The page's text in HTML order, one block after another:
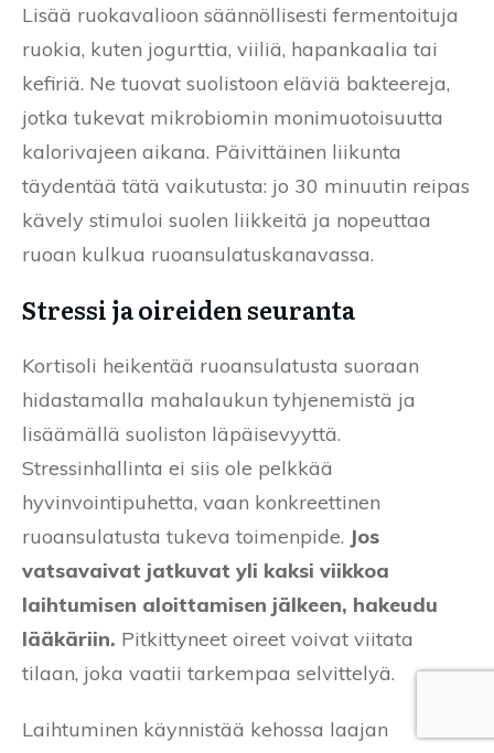
Lisää ruokavalioon säännöllisesti fermentoituja
ruokia, kuten jogurttia, viiliä, hapankaalia tai
kefiriä. Ne tuovat suolistoon eläviä bakteereja,
jotka tukevat mikrobiomin monimuotoisuutta
kalorivajeen aikana. Päivittäinen liikunta
täydentää tätä vaikutusta: jo 30 minuutin reipas
kävely stimuloi suolen liikkeitä ja nopeuttaa
ruoan kulkua ruoansulatuskanavassa.
Stressi ja oireiden seuranta
Kortisoli heikentää ruoansulatusta suoraan
hidastamalla mahalaukun tyhjenemistä ja
lisäämällä suoliston läpäisevyyttä.
Stressinhallinta ei siis ole pelkkää
hyvinvointipuhetta, vaan konkreettinen
ruoansulatusta tukeva toimenpide. Jos
vatsavaivat jatkuvat yli kaksi viikkoa
laihtumisen aloittamisen jälkeen, hakeudu
lääkäriin. Pitkittyneet oireet voivat viitata
tilaan, joka vaatii tarkempaa selvittelyä.
Laihtuminen käynnistää kehossa laajan